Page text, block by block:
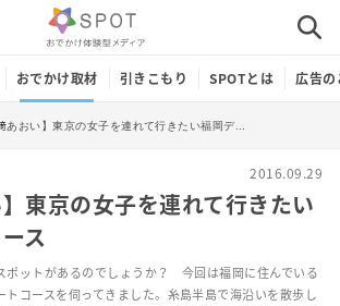
おでかけ取材 引きこもり SPOTとは 広告
2016.09.29
】東京の女子を連れて行きたい
ス
ポットがあるのでしょうか？ 今回は福岡に住んでいる
トコースを伺ってきました。糸島半島で海沿いを散歩し